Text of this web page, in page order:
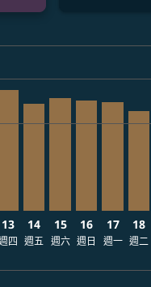
label JPY212.5K
label JPY320.5K
查找票價查找票價
disclaimer. 查找票價
offers-disclaimer. 查找
08/10 – 2026/08/23: 從
cmp-view-offers-
2026/08/12 – 2026/
2026/08/13 –
13
四
14
週五
15
週六
16
週日
17
週一
18
週二